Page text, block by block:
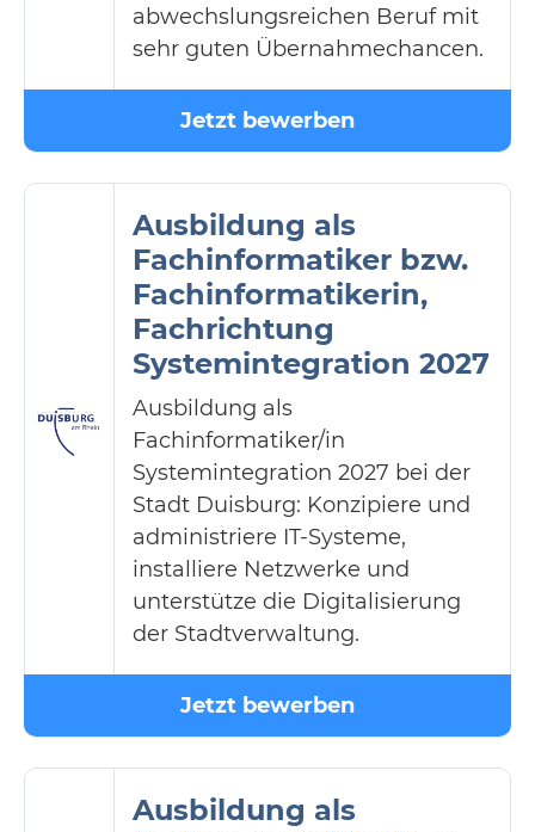
abwechslungsreichen Beruf mit
sehr guten Übernahmechancen.
Jetzt bewerben
Ausbildung als
Fachinformatiker bzw.
Fachinformatikerin,
Fachrichtung
Systemintegration 2027
Ausbildung als
Fachinformatiker/in
Systemintegration 2027 bei der
Stadt Duisburg: Konzipiere und
administriere IT-Systeme,
installiere Netzwerke und
unterstütze die Digitalisierung
der Stadtverwaltung.
Jetzt bewerben
Ausbildung als